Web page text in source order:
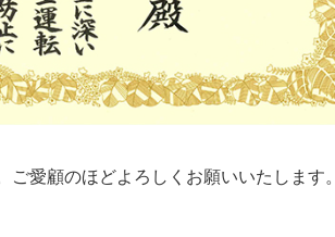
愛顧のほどよろしくお願いいたします。